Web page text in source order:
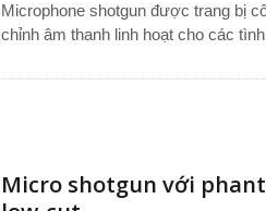
Microphone shotgun được trang bị
chỉnh âm thanh linh hoạt cho các
âm thanh bằng cách tập trung vào
Micro shotgun với